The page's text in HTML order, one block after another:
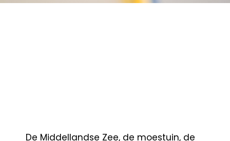
De Middellandse Zee, de moestuin, de